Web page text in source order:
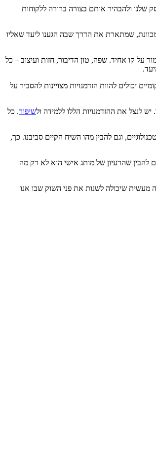
שלנו ולהבהיר אותם בצורה ברורה ללקוחות
שמתארת את הדרך שבה הגענו ליעד שאליו
על קו אחיד. שפה, טון הדיבור, חזות ועיצוב – כל
יכולים להוות הזדמנויות מצויינות להסביר על
לנצל את ההזדמנויות הללו ללמידה ולשיפור. כל
וגם להבין מהו השיח הקיים סביבנו. כך,
שהרעיון של מותג אישי הוא לא רק מה
מעשית שיכולה לשנות את פני השוק שבו אנו